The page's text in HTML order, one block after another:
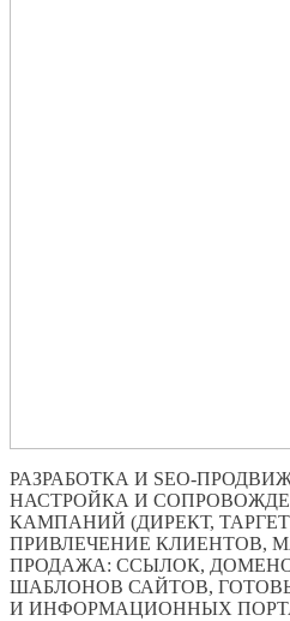
РАЗРАБОТКА И SEO-
НАСТРОЙКА И
КАМПАНИЙ (ДИРЕКТ,
ПРИВЛЕЧЕНИЕ КЛИЕНТОВ,
ПРОДАЖА: ССЫЛОК,
ШАБЛОНОВ САЙТОВ,
И ИНФОРМАЦИОННЫХ